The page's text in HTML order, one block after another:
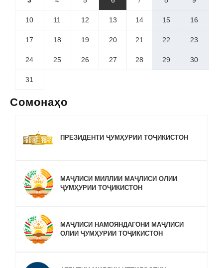
10 11 12 13 14 15 16
17 18 19 20 21 22 23
24 25 26 27 28 29 30
31
Сомонаҳо
ПРЕЗИДЕНТИ ҶУМҲУРИИ ТОҶИКИСТОН
МАҶЛИСИ МИЛЛИИ МАҶЛИСИ ОЛИИ
ҶУМҲУРИИ ТОҶИКИСТОН
МАҶЛИСИ НАМОЯНДАГОНИ МАҶЛИСИ
ОЛИИ ҶУМҲУРИИ ТОҶИКИСТОН